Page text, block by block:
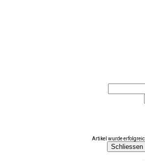
Artikel wurde
Schliessen